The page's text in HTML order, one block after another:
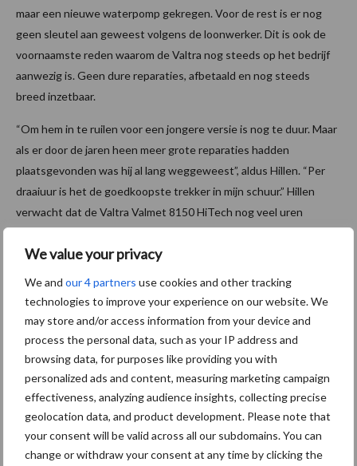
We value your privacy
We and our 4 partners use cookies and other tracking
technologies to improve your experience on our website. We
may store and/or access information from your device and
process the personal data, such as your IP address and
browsing data, for purposes like providing you with
personalized ads and content, measuring marketing campaign
effectiveness, analyzing audience insights, collecting precise
geolocation data, and product development. Please note that
your consent will be valid across all our subdomains. You can
change or withdraw your consent at any time by clicking the
maar een nieuwe waterpomp gekregen. Voor de rest is er nog
geen sleutel aan geweest volgens de loonwerker. Dit is ook de
voornaamste reden waarom de Valtra nog steeds op het bedrijf
aanwezig is. Geen dure reparaties, afbetaald en nog steeds
breed inzetbaar.
“Om hem in te ruilen voor een jongere versie is nog te duur. Maar
als er door de jaren heen meer grote reparaties hadden
plaatsgevonden was hij al lang weggeweest”, aldus Hillen. “Per
draaiuur is het de goedkoopste trekker in mijn schuur.” Hillen
verwacht dat de Valtra Valmet 8150 HiTech nog veel uren
Tekst en beeld: Jens Kusters
Aanbevolen voor jou! trekkers
Claas komt met drie nieuwe
Axion 8 Cmatic-modellen
tot 313 pk
Fendt viert 50.000e Fendt